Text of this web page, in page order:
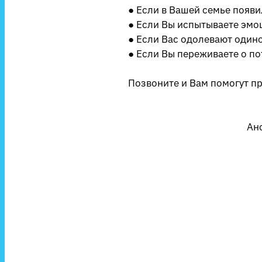
● Если в Вашей семье
● Если Вы испытываете
● Если Вас одолевают
● Если Вы переживаете о
Позвоните и Вам помогут